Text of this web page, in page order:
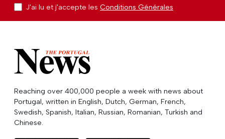
J'ai lu et j'accepte les Conditions Générales
Reaching over 400,000 people a week with news about
Portugal, written in English, Dutch, German, French,
Swedish, Spanish, Italian, Russian, Romanian, Turkish and
Chinese.